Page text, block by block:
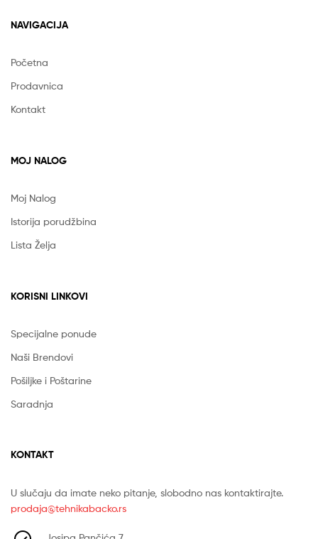
NAVIGACIJA
Početna
Prodavnica
Kontakt
MOJ NALOG
Moj Nalog
Istorija porudžbina
Lista Želja
KORISNI LINKOVI
Specijalne ponude
Naši Brendovi
Pošiljke i Poštarine
Saradnja
KONTAKT
U slučaju da imate neko pitanje, slobodno nas kontaktirajte.
prodaja@tehnikabacko.rs